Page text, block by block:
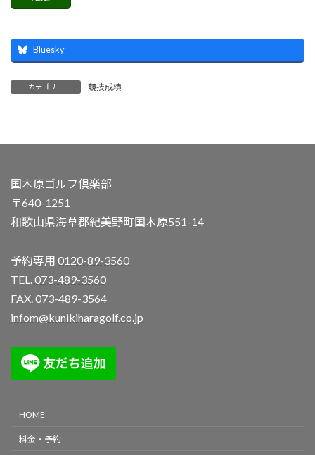
Bluesky
カテゴリー 競技成績
国木原ゴルフ倶楽部
〒640-1251
和歌山県海草郡紀美野町国木原551-14
予約専用 0120-89-3560
TEL.073-489-3560
FAX. 073-489-3564
infom@kunikiharagolf.co.jp
HOME
料金・予約